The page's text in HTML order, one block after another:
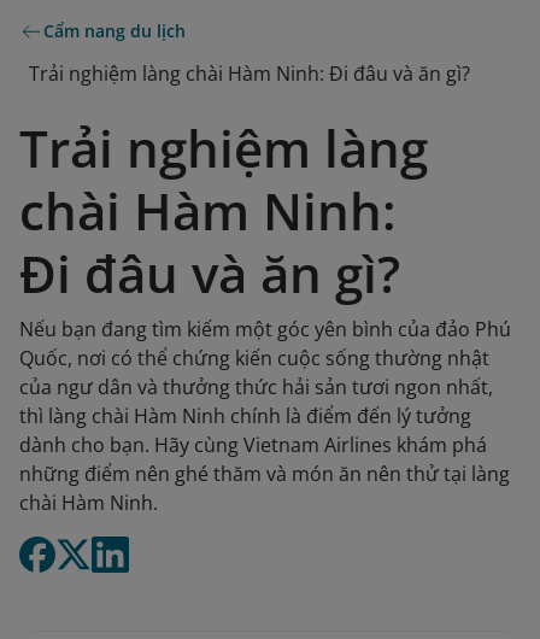
Cẩm nang du lịch
Trải nghiệm làng chài Hàm Ninh: Đi đâu và ăn gì?
Trải nghiệm làng
chài Hàm Ninh:
Đi đâu và ăn gì?
Nếu bạn đang tìm kiếm một góc yên bình của đảo Phú
Quốc, nơi có thể chứng kiến cuộc sống thường nhật
của ngư dân và thưởng thức hải sản tươi ngon nhất,
thì làng chài Hàm Ninh chính là điểm đến lý tưởng
dành cho bạn. Hãy cùng Vietnam Airlines khám phá
những điểm nên ghé thăm và món ăn nên thử tại làng
chài Hàm Ninh.